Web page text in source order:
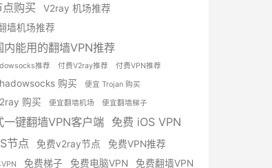
点购买
V2ray 机场推荐
墙机场推荐
内能用的翻墙VPN推荐
推荐 付费V2ray推荐 付费VPN推荐
购买 便宜 Trojan 购买
购买 便宜翻墙机场 便宜翻墙梯子
一键翻墙VPN客户端 免费 iOS VPN
节点
免费v2ray节点 免费VPN推荐
免费梯子 免费电脑VPN 免费翻墙VPN